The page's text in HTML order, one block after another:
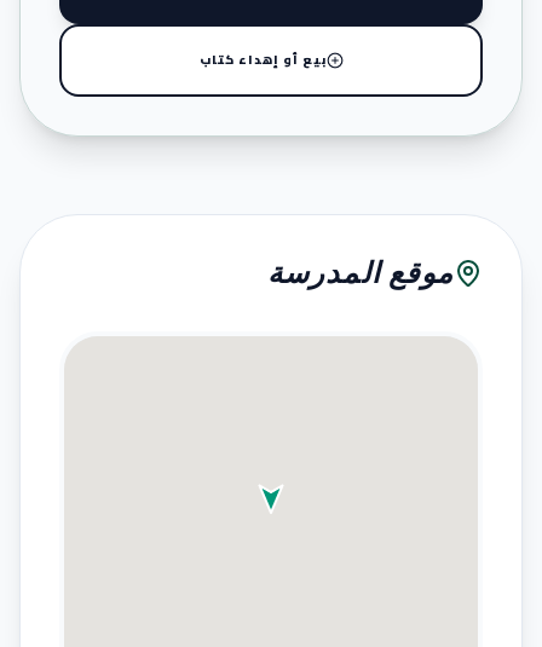
بيع أو إهداء كتاب
موقع المدرسة